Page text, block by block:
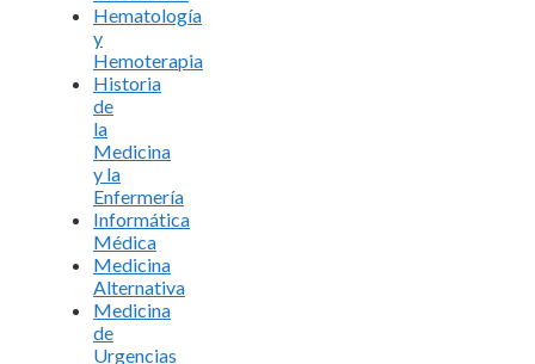
Hematología
y
Hemoterapia
Historia
de
la
Medicina
y la
Enfermería
Informática
Médica
Medicina
Alternativa
Medicina
de
Urgencias